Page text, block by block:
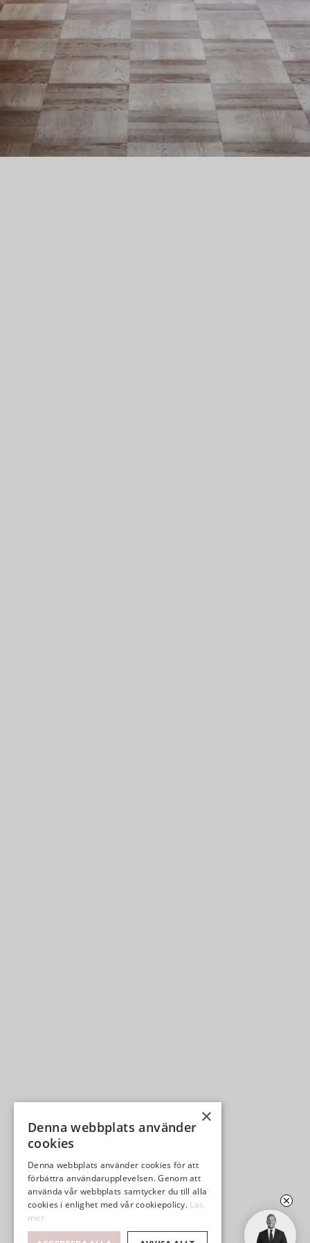
×
Denna webbplats använder
cookies
Denna webbplats använder cookies för att
förbättra användarupplevelsen. Genom att
använda vår webbplats samtycker du till alla
cookies i enlighet med vår cookiepolicy. Läs
mer